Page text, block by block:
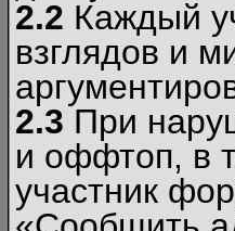
2.2 Каждый
взглядов и
2.3 При
и оффтоп, в
участник